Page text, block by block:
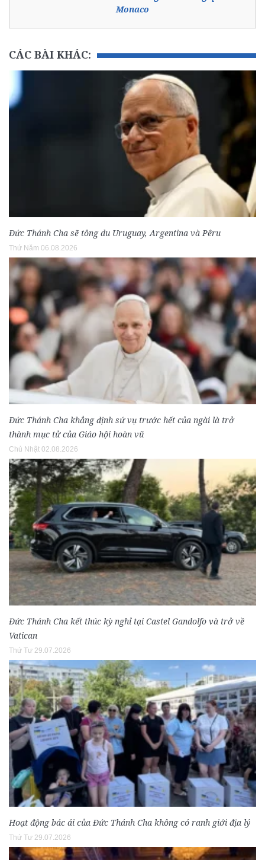
Monaco
CÁC BÀI KHÁC:
Đức Thánh Cha sẽ tông du Uruguay, Argentina và Pêru
Thứ Năm 06.08.2026
Đức Thánh Cha khẳng định sứ vụ trước hết của ngài là trở
thành mục tử của Giáo hội hoàn vũ
Chủ Nhật 02.08.2026
Đức Thánh Cha kết thúc kỳ nghỉ tại Castel Gandolfo và trở về
Vatican
Thứ Tư 29.07.2026
Hoạt động bác ái của Đức Thánh Cha không có ranh giới địa lý
Thứ Tư 29.07.2026